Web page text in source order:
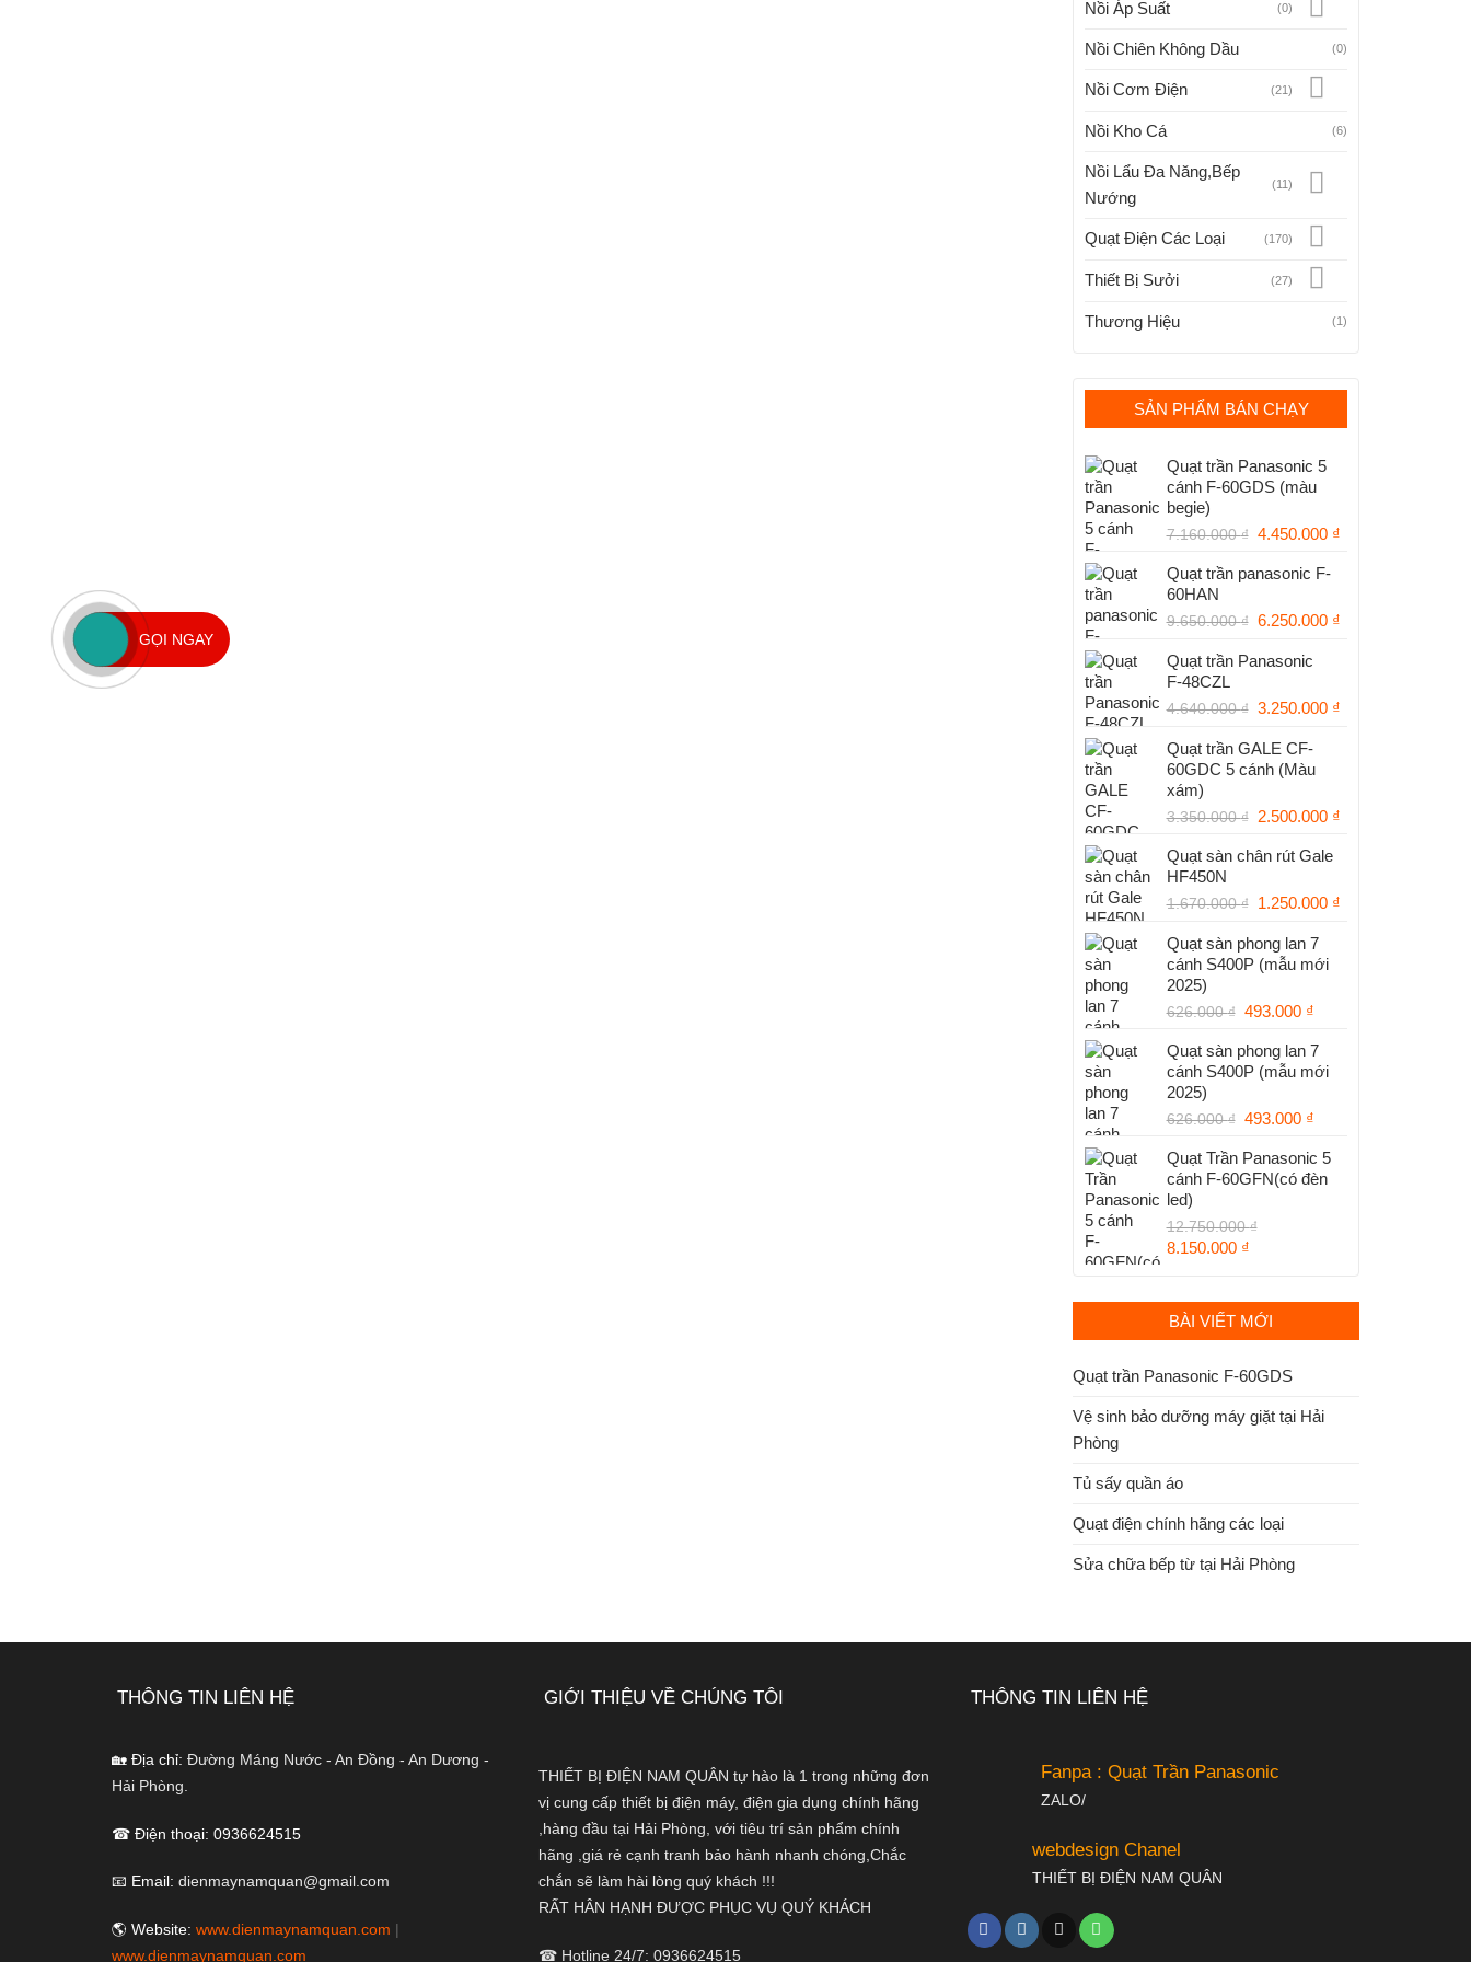
Nồi Áp Suất (0)
Nồi Chiên Không Dầu (0)
Nồi Cơm Điện (21)
Nồi Kho Cá (6)
Nồi Lẩu Đa Năng,Bếp
Nướng
(11)
Quạt Điện Các Loại (170)
Thiết Bị Sưởi (27)
Thương Hiệu (1)
SẢN PHẨM BÁN CHẠY
Quạt trần Panasonic 5
cánh F-60GDS (màu
begie)
7.160.000₫ Giá
là:
4.450.000 ₫Giá
4.450.000 ₫.
Quạt trần panasonic F-
60HAN
9.650.000₫ Giá
là:
6.250.000 ₫Giá
6.250.000 ₫.
Quạt trần Panasonic
F‑48CZL
4.640.000₫ Giá
là:
4.640.000 ₫.
3.250.000 ₫Giá
Quạt trần GALE CF-
60GDC 5 cánh (Màu
xám)
3.350.000₫ Giá
là:
2.500.000 ₫Giá
2.500.000 ₫.
Quạt sàn chân rút Gale
HF450N
1.670.000₫ Giá
là:
1.670.000 ₫.
1.250.000 ₫Giá
Quạt sàn phong lan 7
cánh S400P (mẫu mới
2025)
626.000₫ Giá
là:
626.000 ₫.
493.000 ₫Giá
tại
là:
Quạt sàn phong lan 7
cánh S400P (mẫu mới
2025)
626.000₫ Giá
là:
626.000 ₫.
493.000 ₫Giá
tại
là:
Quạt Trần Panasonic 5
cánh F-60GFN(có đèn
led)
12.750.000₫
Giá
12.750.000 ₫.
8.150.000 ₫Giá
là:
BÀI VIẾT MỚI
Quạt trần Panasonic F-60GDS
Vệ sinh bảo dưỡng máy giặt tại Hải
Phòng
Tủ sấy quần áo
Quạt điện chính hãng các loại
Sửa chữa bếp từ tại Hải Phòng
THÔNG TIN LIÊN HỆ
🏡 Địa chỉ: Đường Máng Nước - An Đồng - An Dương -
Hải Phòng.
☎ Điện thoại: 0936624515
📧 Email: dienmaynamquan@gmail.com
🌎 Website: www.dienmaynamquan.com
www.dienmaynamquan.com
GIỚI THIỆU VỀ CHÚNG TÔI
THIẾT BỊ ĐIỆN NAM QUÂN tự hào là 1 trong những đơn
vị cung cấp thiết bị điện máy, điện gia dụng chính hãng
,hàng đầu tại Hải Phòng, với tiêu trí sản phẩm chính
hãng ,giá rẻ cạnh tranh bảo hành nhanh chóng,Chắc
chắn sẽ làm hài lòng quý khách !!!
RẤT HÂN HẠNH ĐƯỢC PHỤC VỤ QUÝ KHÁCH
☎ Hotline 24/7: 0936624515
THÔNG TIN LIÊN HỆ
Fanpa : Quạt Trần Panasonic
ZALO/
webdesign Chanel
THIẾT BỊ ĐIỆN NAM QUÂN
GỌI NGAY